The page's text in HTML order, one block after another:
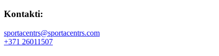
Kontakti:
sportacentrs@sportacentrs.com
+371 26011507